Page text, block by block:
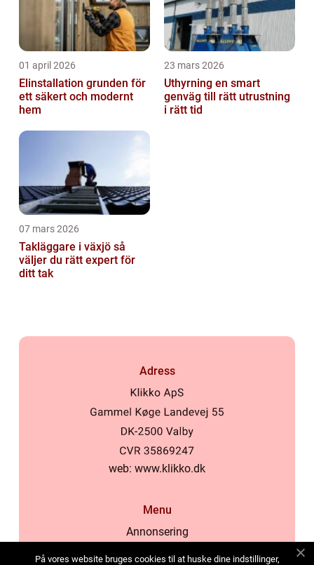
01 april 2026
Elinstallation grunden för
ett säkert och modernt
hem
23 mars 2026
Uthyrning en smart
genväg till rätt utrustning
i rätt tid
07 mars 2026
Takläggare i växjö så
väljer du rätt expert för
ditt tak
Adress
web: www.klikko.dk
Menu
Annonsering
På vores website bruges cookies til at huske dine indstillinger,